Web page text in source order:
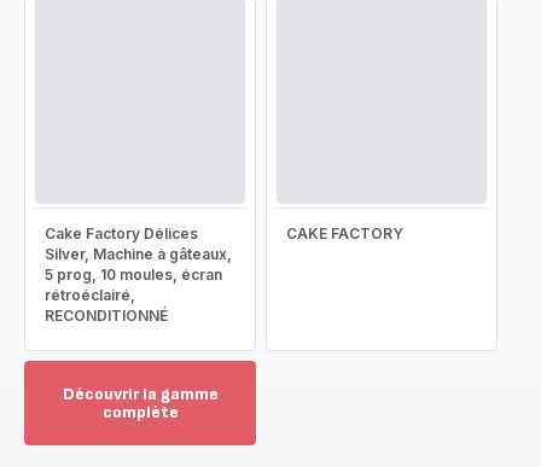
Cake Factory Délices
Silver, Machine à gâteaux,
5 prog, 10 moules, écran
rétroéclairé,
RECONDITIONNÉ
CAKE FACTORY
Découvrir la gamme
complète